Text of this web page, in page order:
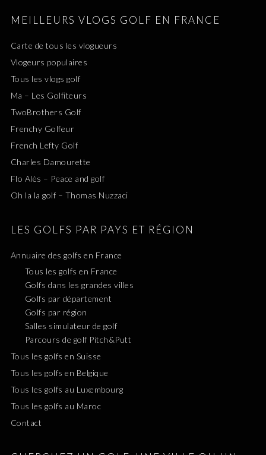
MEILLEURS VLOGS GOLF EN FRANCE
Carte de tous les vlogueurs
Vlogeurs populaires
Tous les vlogs golf
Ma – Les Golfiteurs
TwoBrothers Golf
Frenchy Golfeur
French Lefty Golf
Charles Damourette
Flo Alès – Peace and golf
Oh la la golf – Thomas Nuzzaci
LES GOLFS PAR PAYS ET RÉGION
Annuaire des golfs en France
Tous les golfs en France
Golfs dans les grandes villes
Golfs par département
Golfs par région
Salles simulateur de golf
Parcours de golf Pitch&Putt
Tous les golfs en Suisse
Tous les golfs en Belgique
Tous les golfs au Luxembourg
Tous les golfs au Maroc
Contact